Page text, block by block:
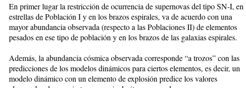
En primer lugar la restricción de ocurrencia de supernovas del tipo SN-I, en
estrellas de Población I y en los brazos espirales, va de acuerdo con una
mayor abundancia observada (respecto a las Poblaciones II) de elementos
pesados en ese tipo de población y en los brazos de las galaxias espirales.
Además, la abundancia cósmica observada corresponde “a trozos” con las
predicciones de los modelos dinámicos para ciertos elementos, es decir, un
modelo dinámico con un elemento de explosión predice los valores